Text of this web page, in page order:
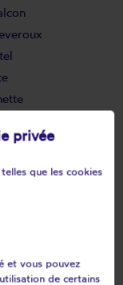
vermelle
de-vaux
oblas
privée
que les cookies
et vous pouvez
de certains